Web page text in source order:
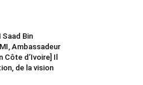
Saad Bin
Ambassadeur
Côte d’Ivoire] Il
de la vision